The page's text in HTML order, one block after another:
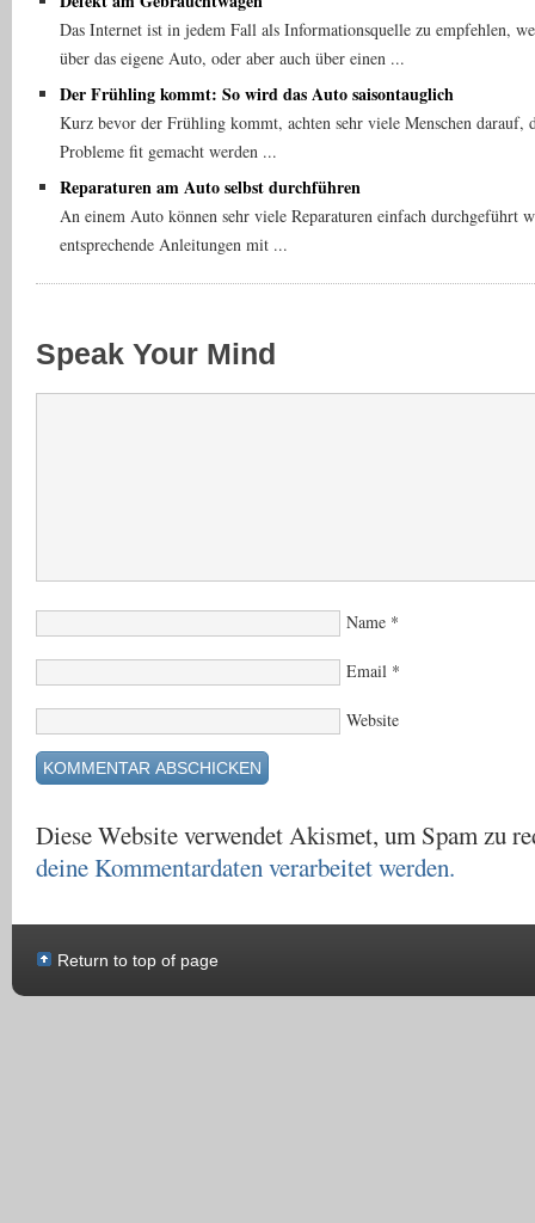
Das Internet ist in jedem Fall als Informationsquelle zu empfehlen,
über das eigene Auto, oder aber auch über einen ...
Der Frühling kommt: So wird das Auto saisontauglich
Kurz bevor der Frühling kommt, achten sehr viele Menschen darauf,
Probleme fit gemacht werden ...
Reparaturen am Auto selbst durchführen
An einem Auto können sehr viele Reparaturen einfach durchgeführt
entsprechende Anleitungen mit ...
Speak Your Mind
Name *
Email *
Website
Diese Website verwendet Akismet, um Spam zu
deine Kommentardaten verarbeitet werden.
Return to top of page